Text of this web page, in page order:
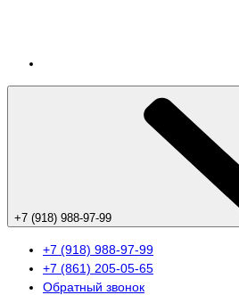
+7 (918) 988-97-99
+7 (918) 988-97-99
+7 (861) 205-05-65
Обратный звонок